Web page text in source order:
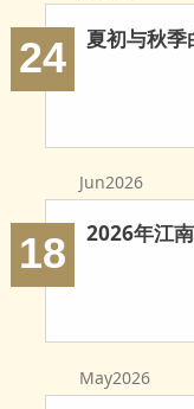
温岭白蚁防治
三门白蚁防治
天台白蚁防治
东莞白蚁防治
24 夏初与秋季
Jun2026
18
May2026